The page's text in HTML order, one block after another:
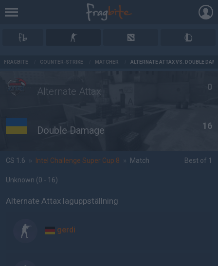
FRAGBITE COUNTER-STRIKE MATCHER ALTERNATE ATTAX VS. DOUBLE
Alternate Attax 0
Double Damage 16
CS 1.6 » Intel Challenge Super Cup 8 » Match Best of 1
Unknown (0 - 16)
Alternate Attax laguppställning
gerdi